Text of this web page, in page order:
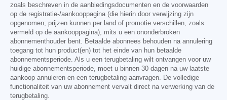
zoals beschreven in de aanbiedingsdocumenten en de voorwaarden
op de registratie-/aankooppagina (die hierin door verwijzing zijn
opgenomen; prijzen kunnen per land of promotie verschillen, zoals
vermeld op de aankooppagina), mits u een ononderbroken
abonnementhouder bent. Betaalde abonnees behouden na annulering
toegang tot hun product(en) tot het einde van hun betaalde
abonnementsperiode. Als u een terugbetaling wilt ontvangen voor uw
huidige abonnementsperiode, moet u binnen 30 dagen na uw laatste
aankoop annuleren en een terugbetaling aanvragen. De volledige
functionaliteit van uw abonnement vervalt direct na verwerking van de
terugbetaling.